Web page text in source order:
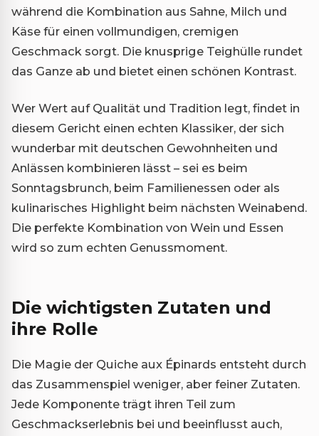
während die Kombination aus Sahne, Milch und
Käse für einen vollmundigen, cremigen
Geschmack sorgt. Die knusprige Teighülle rundet
das Ganze ab und bietet einen schönen Kontrast.
Wer Wert auf Qualität und Tradition legt, findet in
diesem Gericht einen echten Klassiker, der sich
wunderbar mit deutschen Gewohnheiten und
Anlässen kombinieren lässt – sei es beim
Sonntagsbrunch, beim Familienessen oder als
kulinarisches Highlight beim nächsten Weinabend.
Die perfekte Kombination von Wein und Essen
wird so zum echten Genussmoment.
Die wichtigsten Zutaten und
ihre Rolle
Die Magie der Quiche aux Épinards entsteht durch
das Zusammenspiel weniger, aber feiner Zutaten.
Jede Komponente trägt ihren Teil zum
Geschmackserlebnis bei und beeinflusst auch,